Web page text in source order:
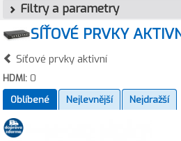
Filtry a parametry
SÍŤOVÉ PRVKY
Síťové prvky aktivní
HDMI: 0
Oblíbené
Nejlevnější Nejdražší